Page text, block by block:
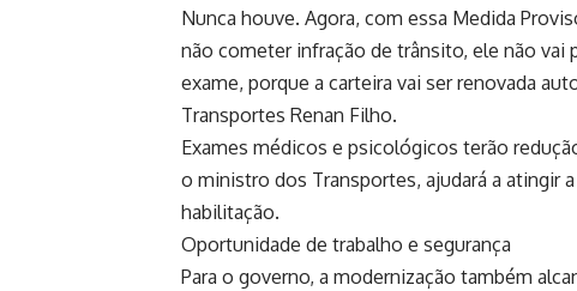
Nunca houve. Agora, com essa Medida
não cometer infração de trânsito, ele não vai
exame, porque a carteira vai ser renovada
Transportes Renan Filho.
Exames médicos e psicológicos terão
o ministro dos Transportes, ajudará a atingir
habilitação.
Oportunidade de trabalho e segurança
Para o governo, a modernização também